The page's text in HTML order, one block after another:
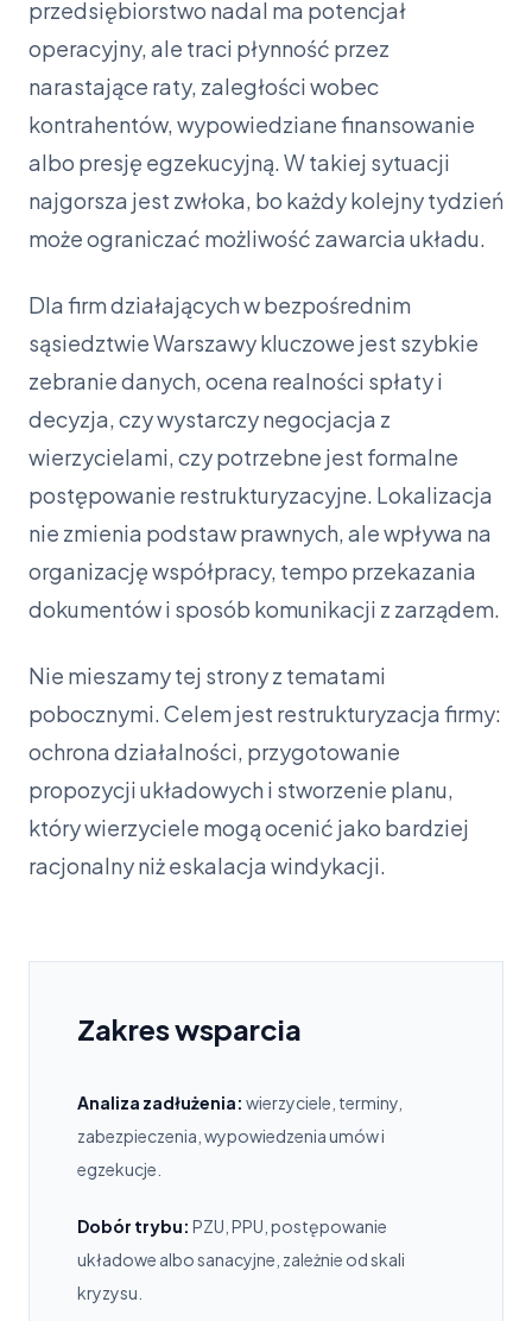
przedsiębiorstwo nadal ma potencjał
operacyjny, ale traci płynność przez
narastające raty, zaległości wobec
kontrahentów, wypowiedziane finansowanie
albo presję egzekucyjną. W takiej sytuacji
najgorsza jest zwłoka, bo każdy kolejny tydzień
może ograniczać możliwość zawarcia układu.
Dla firm działających w bezpośrednim
sąsiedztwie Warszawy kluczowe jest szybkie
zebranie danych, ocena realności spłaty i
decyzja, czy wystarczy negocjacja z
wierzycielami, czy potrzebne jest formalne
postępowanie restrukturyzacyjne. Lokalizacja
nie zmienia podstaw prawnych, ale wpływa na
organizację współpracy, tempo przekazania
dokumentów i sposób komunikacji z zarządem.
Nie mieszamy tej strony z tematami
pobocznymi. Celem jest restrukturyzacja firmy:
ochrona działalności, przygotowanie
propozycji układowych i stworzenie planu,
który wierzyciele mogą ocenić jako bardziej
racjonalny niż eskalacja windykacji.
Zakres wsparcia
Analiza zadłużenia: wierzyciele, terminy,
zabezpieczenia, wypowiedzenia umów i
egzekucje.
Dobór trybu: PZU, PPU, postępowanie
układowe albo sanacyjne, zależnie od skali
kryzysu.